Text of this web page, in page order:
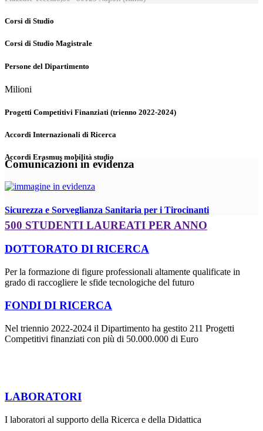
Corsi di Studio
Corsi di Studio Magistrale
Persone del Dipartimento
Milioni
Progetti Competitivi Finanziati (trienno 2022-2024)
Accordi Internazionali di Ricerca
Accordi Erasmus mobilità studio
Comunicazioni in evidenza
Sicurezza e Sorveglianza Sanitaria per i Tirocinanti
500 STUDENTI LAUREATI PER ANNO
DOTTORATO DI RICERCA
Per la formazione di figure professionali altamente qualificate in
grado di raccogliere le sfide tecnologiche del futuro
FONDI DI RICERCA
Nel triennio 2022-2024 il Dipartimento ha gestito 211 Progetti
Competitivi finanziati con più di 50.000.000 di Euro
LABORATORI
I laboratori al supporto della Ricerca e della Didattica